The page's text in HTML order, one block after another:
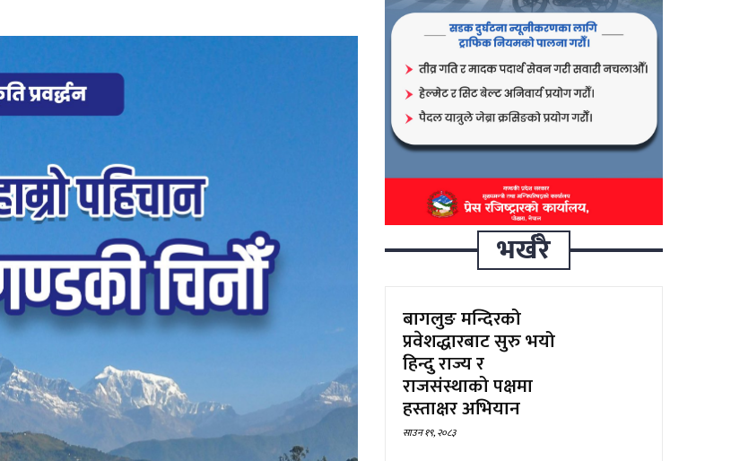
भर्खरै
बागलुङ मन्दिरको
प्रवेशद्धारबाट सुरु भयो
हिन्दु राज्य र
राजसंस्थाको पक्षमा
हस्ताक्षर अभियान
साउन १९, २०८३